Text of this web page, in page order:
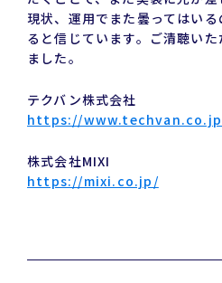
現状、運用でまた曇ってはい
ると信じています。ご清聴い
ました。
テクバン株式会社
https://
株式会社MIXI
https://mixi.co.jp/